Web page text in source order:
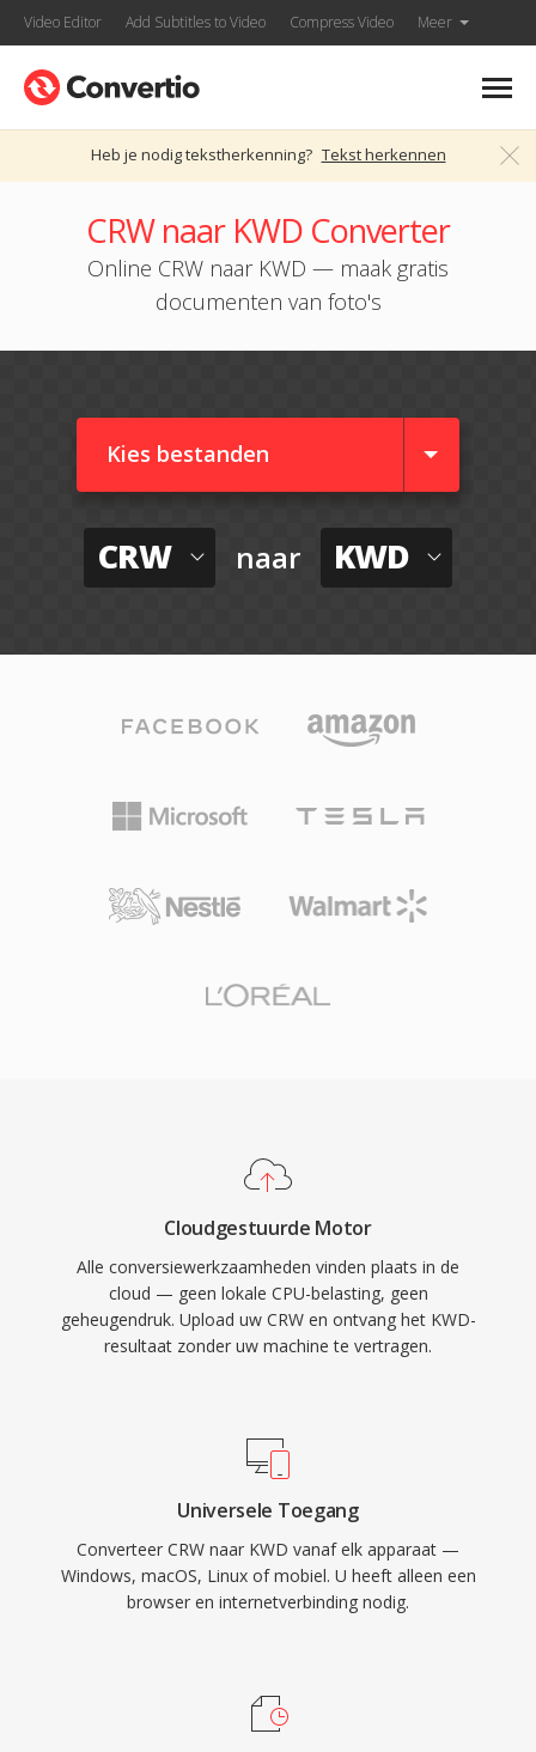
Video Editor Add Subtitles to Video Compress Video Meer
Heb je nodig tekstherkenning? Tekst herkennen
CRW naar KWD Converter
Online CRW naar KWD — maak gratis
documenten van foto's
Kies bestanden
CRW naar KWD
Cloudgestuurde Motor
Alle conversiewerkzaamheden vinden plaats in de
cloud — geen lokale CPU-belasting, geen
geheugendruk. Upload uw CRW en ontvang het KWD-
resultaat zonder uw machine te vertragen.
Universele Toegang
Converteer CRW naar KWD vanaf elk apparaat —
Windows, macOS, Linux of mobiel. U heeft alleen een
browser en internetverbinding nodig.